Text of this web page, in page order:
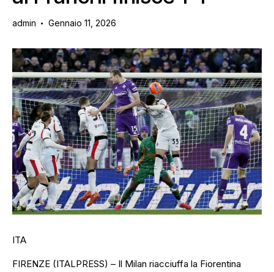
admin Gennaio 11, 2026
ITA
FIRENZE (ITALPRESS) – Il Milan riacciuffa la Fiorentina